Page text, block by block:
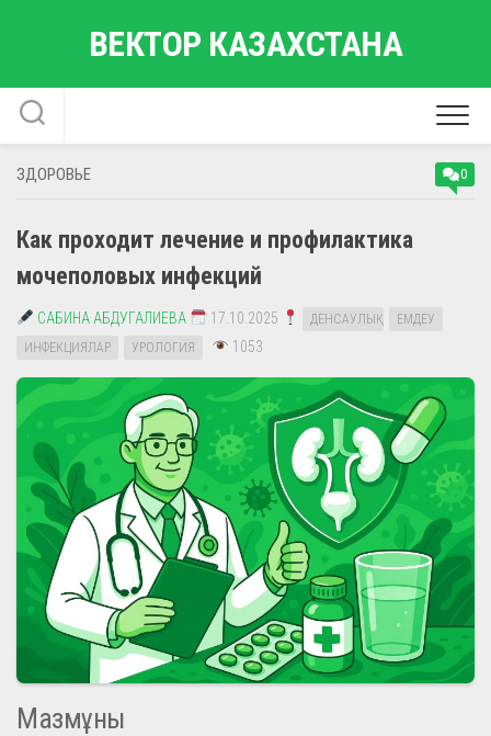
ВЕКТОР КАЗАХСТАНА
ЗДОРОВЬЕ 0
Как проходит лечение и профилактика
мочеполовых инфекций
САБИНА АБДУГАЛИЕВА 17.10.2025 ДЕНСАУЛЫҚ
ЕМДЕУ
ИНФЕКЦИЯЛАР
УРОЛОГИЯ 1053
Мазмұны